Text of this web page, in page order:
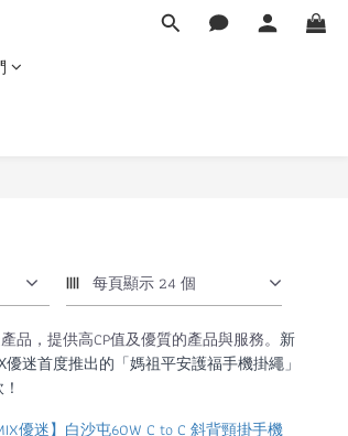
每頁顯示 24 個
品，提供高CP值及優質的產品與服務。新
迷首度推出的「媽祖平安護福手機掛繩」